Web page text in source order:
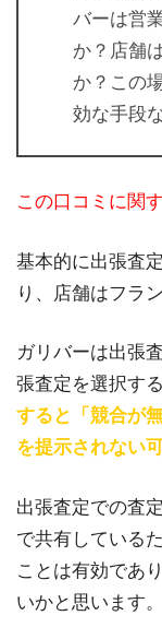
バーは営
か？店舗
か？この
効な手段
この口コミに関
基本的に出張査
り、店舗はフラ
ガリバーは出張
張査定を選択す
すると「競合が
を提示されない
出張査定での査
で共有している
ことは有効であ
いかと思います。